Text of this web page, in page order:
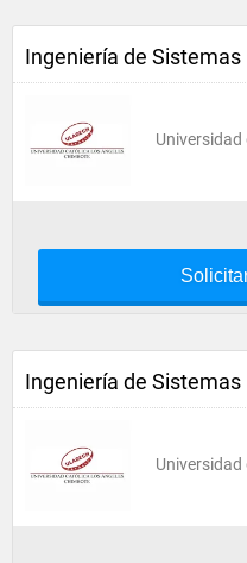
Ingeniería de Sistemas
Universidad
Ingeniería de Sistemas
Universidad